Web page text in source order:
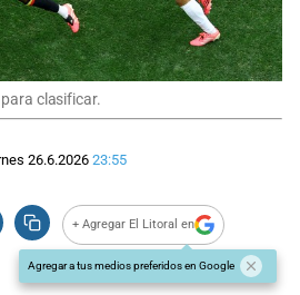
clasificar.
26.6.2026 23:55
+ Agregar El Litoral en
Agregar a tus medios preferidos en Google